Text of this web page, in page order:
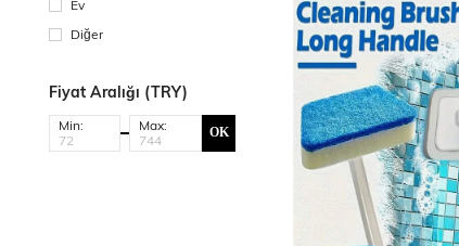
Ev
Diğer
Fiyat Aralığı (TRY)
Min: Max: OK